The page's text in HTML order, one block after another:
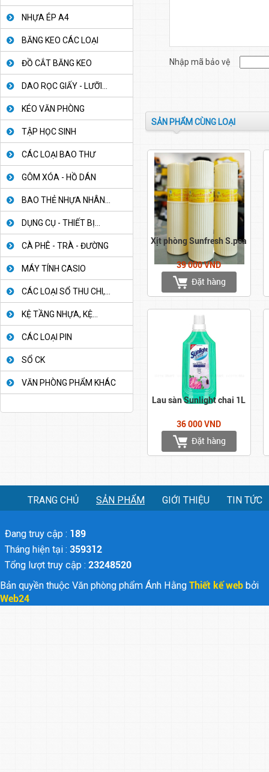
NHỰA ÉP A4
BĂNG KEO CÁC LOẠI
ĐỒ CẮT BĂNG KEO
DAO RỌC GIẤY - LƯỠI...
KÉO VĂN PHÒNG
TẬP HỌC SINH
CÁC LOẠI BAO THƯ
GÔM XÓA - HỒ DÁN
BAO THẺ NHỰA NHÂN...
DỤNG CỤ - THIẾT BỊ...
CÀ PHÊ - TRÀ - ĐƯỜNG
MÁY TÍNH CASIO
CÁC LOẠI SỔ THU CHI,...
KỆ TẦNG NHỰA, KỆ...
CÁC LOẠI PIN
SỔ CK
VĂN PHÒNG PHẨM KHÁC
Nhập mã bảo vệ
SẢN PHẨM CÙNG LOẠI
Xịt phòng Sunfresh S.pca
39 000 VND
Lau sàn Sunlight chai 1L
36 000 VND
TRANG CHỦ SẢN PHẨM GIỚI THIỆU TIN TỨC
Đang truy cập : 189
Tháng hiện tại : 359312
Tổng lượt truy cập : 23248520
Bản quyền thuộc Văn phòng phẩm Ánh Hằng Thiết kế web bởi
Web24